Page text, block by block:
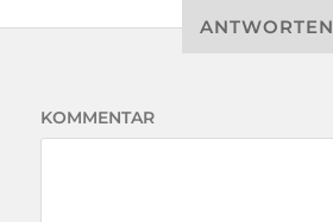
ANTWORTEN
KOMMENTAR